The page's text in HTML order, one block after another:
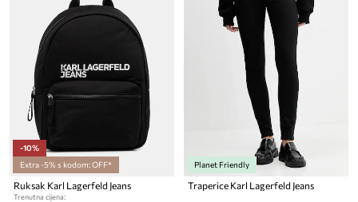
-10%
Extra -5% s kodom: OFF*
Ruksak Karl Lagerfeld Jeans
Trenutna cijena:
Planet Friendly
Traperice Karl Lagerfeld Jeans